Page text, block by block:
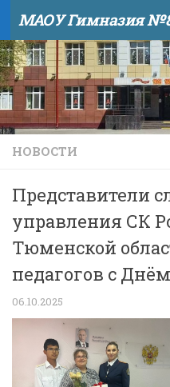
Skip to content
НОВОСТИ
Представители
управления СК
Тюменской
педагогов с
06.10.2025